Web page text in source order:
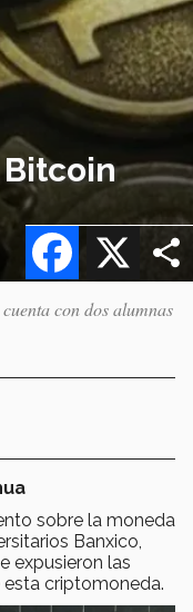
X
Facebook
con dos alumnas
sobre la moneda
Banxico,
expusieron las
criptomoneda.